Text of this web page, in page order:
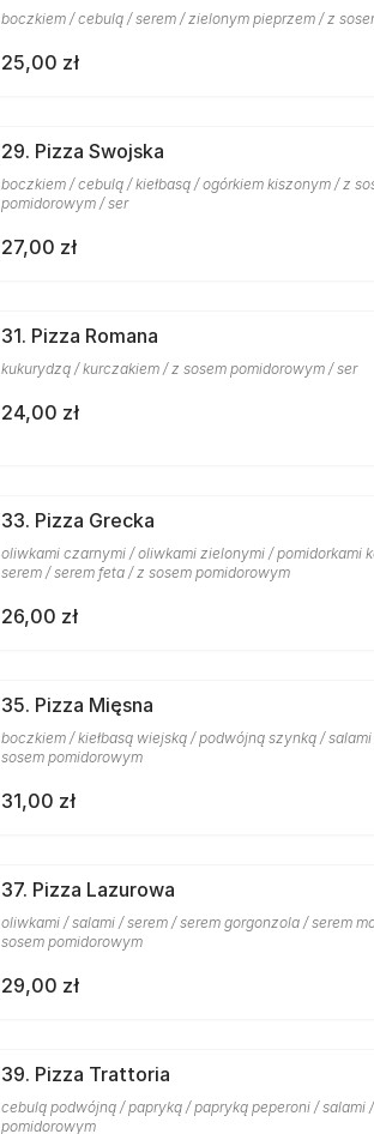
boczkiem / cebulą / serem / zielonym pieprzem / z
25,00 zł
29. Pizza Swojska
boczkiem / cebulą / kiełbasą / ogórkiem kiszonym / z
pomidorowym / ser
27,00 zł
31. Pizza Romana
kukurydzą / kurczakiem / z sosem pomidorowym / ser
24,00 zł
33. Pizza Grecka
oliwkami czarnymi / oliwkami zielonymi / pomidorkami
serem / serem feta / z sosem pomidorowym
26,00 zł
35. Pizza Mięsna
boczkiem / kiełbasą wiejską / podwójną szynką /
sosem pomidorowym
31,00 zł
37. Pizza Lazurowa
oliwkami / salami / serem / serem gorgonzola / serem
sosem pomidorowym
29,00 zł
39. Pizza Trattoria
cebulą podwójną / papryką / papryką peperoni / salami
pomidorowym